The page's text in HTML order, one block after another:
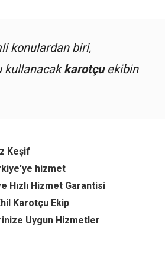
konulardan biri,
kullanacakkarotçuekibin
Keşif
hizmet
Hızlı Hizmet Garantisi
Karotçu Ekip
Uygun Hizmetler